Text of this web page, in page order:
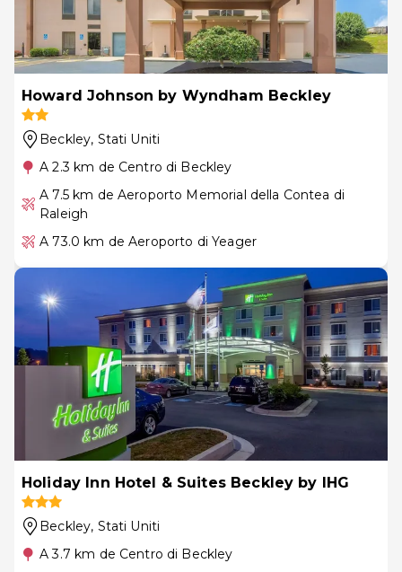
Howard Johnson by Wyndham Beckley
Beckley, Stati Uniti
A 2.3 km de Centro di Beckley
A 7.5 km de Aeroporto Memorial della Contea di
Raleigh
A 73.0 km de Aeroporto di Yeager
Holiday Inn Hotel & Suites Beckley by IHG
Beckley, Stati Uniti
A 3.7 km de Centro di Beckley